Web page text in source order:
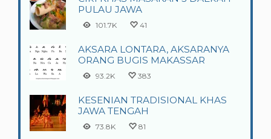
PULAU JAWA
101.7K 41
AKSARA LONTARA, AKSARANYA
ORANG BUGIS MAKASSAR
93.2K 383
KESENIAN TRADISIONAL KHAS
JAWA TENGAH
73.8K 81